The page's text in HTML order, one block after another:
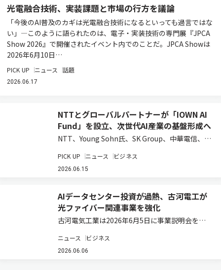
光電融合技術、実装課題と市場の行方を議論
「今後のAI普及のカギは光電融合技術になるといっても過言ではな
い」―このように語られたのは、電子・実装技術の専門展『JPCA
Show 2026』で開催されたイベント内でのことだ。JPCA Showは
2026年6月10日…
PICK UP ニュース 話題
2026.06.17
NTTとグローバルパートナーが「IOWN AI
Fund」を設立、次世代AI産業の基盤形成へ
NTT、Young Sohn氏、SK Group、中華電信、お
投資を通じてIOWNエコシステムの構築と新たな
事業創出を目指す投資ファンド「IOWN AI
PICK UP ニュース ビジネス
2026.06.15
AIデータセンター投資が過熱、古河電工が
光ファイバー関連事業を強化
古河電気工業は2026年6月5日に事業説明会を開
発表した。 光ソリューション領域長の浅尾真史氏
は、2030年に向け「革新的な光ソリューション
ニュース ビジネス
2026.06.06